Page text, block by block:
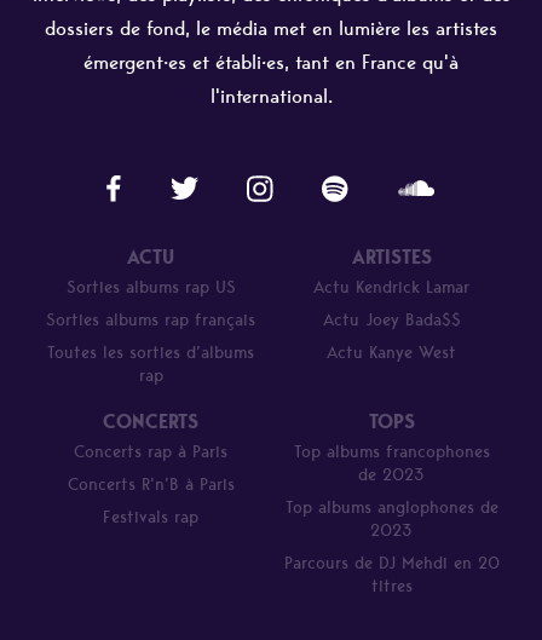
dossiers de fond, le média met en lumière les artistes
émergent·es et établi·es, tant en France qu'à
l'international.
ACTU
Sorties albums rap US
Sorties albums rap français
Toutes les sorties d’albums
rap
ARTISTES
Actu Kendrick Lamar
Actu Joey Bada$$
Actu Kanye West
CONCERTS
Concerts rap à Paris
Concerts R’n’B à Paris
Festivals rap
TOPS
Top albums francophones
de 2023
Top albums anglophones de
2023
Parcours de DJ Mehdi en 20
titres